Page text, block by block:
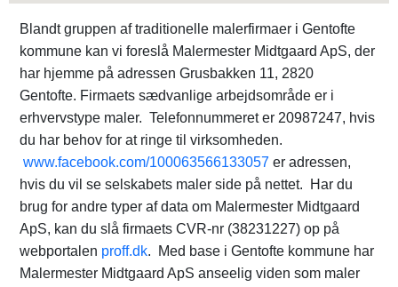
Blandt gruppen af traditionelle malerfirmaer i Gentofte
kommune kan vi foreslå Malermester Midtgaard ApS, der
har hjemme på adressen Grusbakken 11, 2820
Gentofte. Firmaets sædvanlige arbejdsområde er i
erhvervstype maler. Telefonnummeret er 20987247, hvis
du har behov for at ringe til virksomheden.
www.facebook.com/100063566133057 er adressen,
hvis du vil se selskabets maler side på nettet. Har du
brug for andre typer af data om Malermester Midtgaard
ApS, kan du slå firmaets CVR-nr (38231227) op på
webportalen proff.dk. Med base i Gentofte kommune har
Malermester Midtgaard ApS anseelig viden som maler